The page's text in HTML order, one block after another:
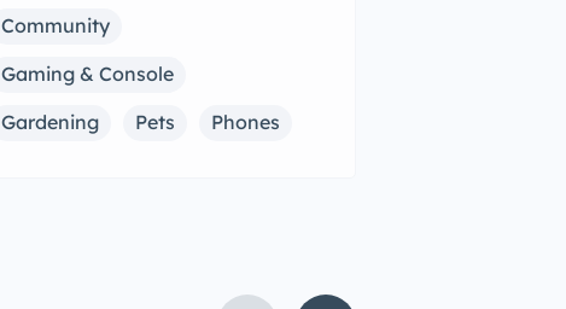
Community
Gaming & Console
Gardening
Pets Phones